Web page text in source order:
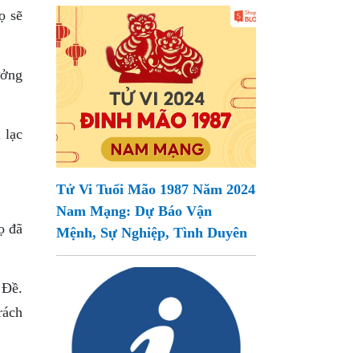
sẽ
lạc
đã
Tử Vi Tuổi Mão 1987 Năm 2024
Nam Mạng: Dự Báo Vận
Mệnh, Sự Nghiệp, Tình Duyên